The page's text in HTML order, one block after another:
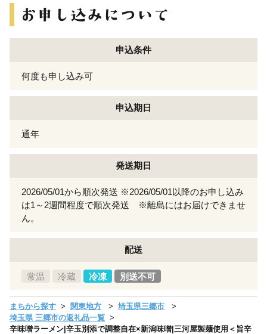
申込条件
何度も申し込み可
申込期日
通年
発送期日
2026/05/01から順次発送 ※2026/05/01以降のお申し込み
は1～2週間程度で順次発送 ※離島にはお届けできませ
ん。
配送
常温 冷蔵 冷凍 別送不可
まちから探す 関東地方
埼玉県三郷市
埼玉県 三郷市の返礼品一覧
辛味噌ラーメン|辛玉別添で調整自在×新潟味噌|三河屋製麺使用＜旨辛